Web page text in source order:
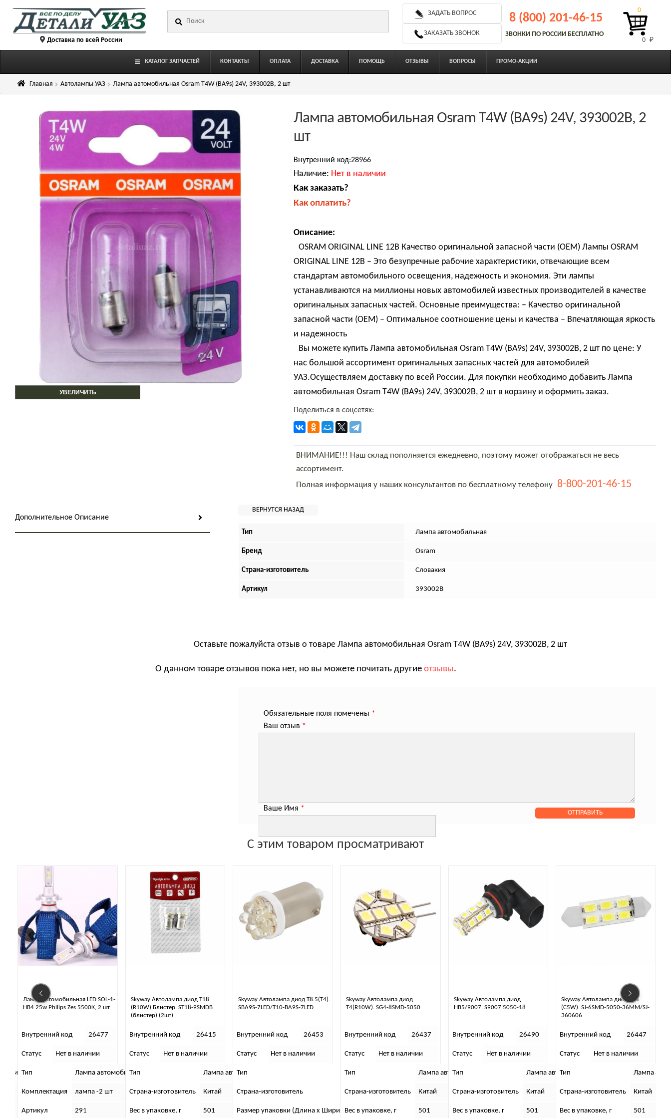
Перейти
Перейти
содержимому Доставка по всей России
ЗАДАТЬ ВОПРОС
ЗАКАЗАТЬ ЗВОНОК
8 (800) 201-46-15
ЗВОНКИ ПО РОССИИ БЕСПЛАТНО
0 ₽
0
КАТАЛОГ ЗАПЧАСТЕЙ КОНТАКТЫ ОПЛАТА ДОСТАВКА ПОМОЩЬ ОТЗЫВЫ ВОПРОСЫ ПРОМО-АКЦИИ
Главная Автолампы УАЗ Лампа автомобильная Osram T4W (BA9s) 24V, 393002B, 2 шт
УВЕЛИЧИТЬ
Лампа автомобильная Osram T4W (BA9s) 24V, 393002B, 2
шт
Внутренний код:28966
Наличие: Нет в наличии
Как заказать?
Как оплатить?
Описание:
OSRAM ORIGINAL LINE 12B Качество оригинальной запасной части (OEM) Лампы OSRAM
ORIGINAL LINE 12B – Это безупречные рабочие характеристики, отвечающие всем
стандартам автомобильного освещения, надежность и экономия. Эти лампы
устанавливаются на миллионы новых автомобилей известных производителей в качестве
оригинальных запасных частей. Основные преимущества: – Качество оригинальной
запасной части (OEM) – Оптимальное соотношение цены и качества – Впечатляющая яркость
и надежность
Вы можете купить Лампа автомобильная Osram T4W (BA9s) 24V, 393002B, 2 шт по цене: У
нас большой ассортимент оригинальных запасных частей для автомобилей
УАЗ.Осуществляем доставку по всей России. Для покупки необходимо добавить Лампа
автомобильная Osram T4W (BA9s) 24V, 393002B, 2 шт в корзину и оформить заказ.
Поделиться в соцсетях:
ВНИМАНИЕ!!! Наш склад пополняется ежедневно, поэтому может отображаться не весь
ассортимент.
Полная информация у наших консультантов по бесплатному телефону 8-800-201-46-15
Дополнительное Описание
Тип Лампа автомобильная
Бренд Osram
Страна-изготовитель Словакия
Артикул 393002B
Оставьте пожалуйста отзыв о товаре Лампа автомобильная Osram T4W (BA9s) 24V, 393002B, 2 шт
О данном товаре отзывов пока нет, но вы можете почитать другие отзывы.
Обязательные поля помечены *
Ваш отзыв *
Ваше Имя *
С этим товаром просматривают
Лампа автомобильная LED SOL-1-
HB4 25w Philips Zes 5500К, 2 шт
Внутренний код 26477
Статус Нет в наличии
Тип Лампа автомобильная
Комплектация лампа -2 шт
Артикул 291
Skyway Автолампа диод T18
(R10W) Блистер. ST18-9SMDB
(блистер) (2шт)
Внутренний код 26415
Статус Нет в наличии
Тип Лампа автомобильная
Страна-изготовитель Китай
Вес в упаковке, г 501
Skyway Автолампа диод T8.5(T4).
SBA9S-7LED/T10-BA9S-7LED
Внутренний код 26453
Статус Нет в наличии
Тип Лампа автомобильная
Страна-изготовитель Китай
Размер упаковки (Длина х Ширина х Высота), см 7 x 5 x 1
Skyway Автолампа диод
T4(R10W). SG4-8SMD-5050
Внутренний код 26437
Статус Нет в наличии
Тип Лампа автомобильная
Страна-изготовитель Китай
Вес в упаковке, г 501
Skyway Автолампа диод
HB5/9007. S9007 5050-18
Внутренний код 26490
Статус Нет в наличии
Тип Лампа автомобильная
Страна-изготовитель Китай
Вес в упаковке, г 501
Skyway Автолампа диод T11
(C5W). SJ-6SMD-5050-36MM/SJ-
360606
Внутренний код 26447
Статус Нет в наличии
Тип Лампа
Страна-изготовитель Китай
Вес в упаковке, г 501